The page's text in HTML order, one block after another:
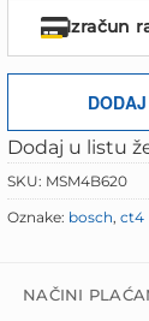
Izračun
Dodaj u listu
SKU: MSM4B620
Oznake: bosch, ct4
NAČINI